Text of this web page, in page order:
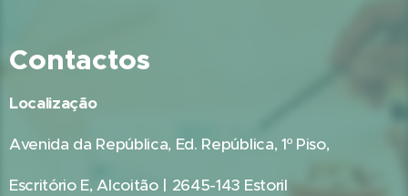
Contactos
Localização
Avenida da República, Ed. República, 1º Piso,
Escritório E, Alcoitão | 2645-143 Estoril